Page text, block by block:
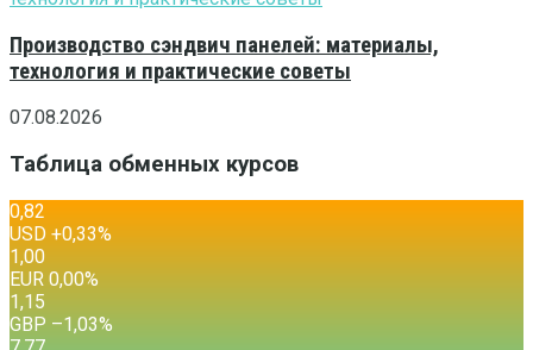
Производство сэндвич панелей: материалы,
технология и практические советы
07.08.2026
Таблица обменных курсов
0,82
USD +0,33%
1,00
EUR 0,00%
1,15
GBP –1,03%